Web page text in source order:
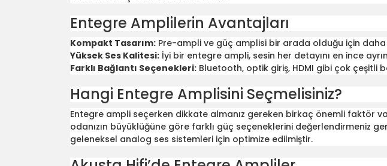
Entegre Amplilerin Avantajları
Kompakt Tasarım: Pre-ampli ve güç amplisi bir arada olduğu için
Yüksek Ses Kalitesi: İyi bir entegre ampli, sesin her detayını en ince
Farklı Bağlantı Seçenekleri: Bluetooth, optik giriş, HDMI gibi çok
Hangi Entegre Amplisini Seçmelisiniz?
Entegre ampli seçerken dikkate almanız gereken birkaç önemli faktör
odanızın büyüklüğüne göre farklı güç seçeneklerini değerlendirmeniz
geleneksel analog ses sistemleri için optimize edilmiştir.